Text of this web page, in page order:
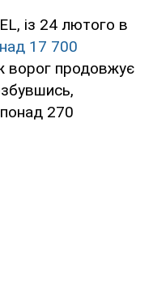
із 24 лютого в
17 700
ворог продовжує
270